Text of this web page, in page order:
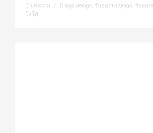
บทความ / logo design รับออกแบบlogo, รับออ
โลโก้